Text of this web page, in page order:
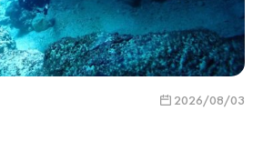
2026/08/03